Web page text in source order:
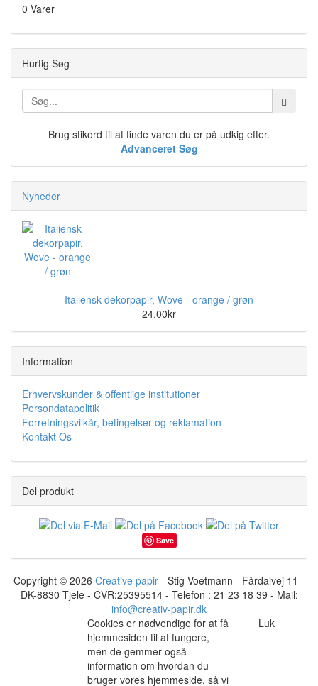
0 Varer
Hurtig Søg
Brug stikord til at finde varen du er på udkig efter.
Advanceret Søg
Nyheder
Italiensk dekorpapir, Wove - orange / grøn
24,00kr
Information
Erhvervskunder & offentlige institutioner
Persondatapolitik
Forretningsvilkår, betingelser og reklamation
Kontakt Os
Del produkt
Save
Copyright © 2026 Creative papir - Stig Voetmann - Fårdalvej 11 -
DK-8830 Tjele - CVR:25395514 - Telefon : 21 23 18 39 - Mail:
info@creativ-papir.dk
Cookies er nødvendige for at få
hjemmesiden til at fungere,
men de gemmer også
information om hvordan du
bruger vores hjemmeside, så vi
Luk